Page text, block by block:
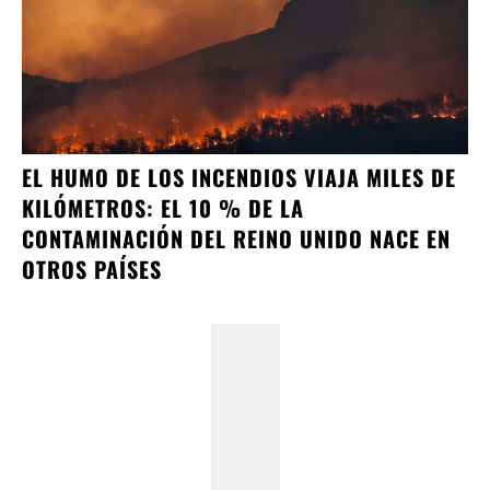
EL HUMO DE LOS INCENDIOS VIAJA MILES DE
KILÓMETROS: EL 10 % DE LA
CONTAMINACIÓN DEL REINO UNIDO NACE EN
OTROS PAÍSES